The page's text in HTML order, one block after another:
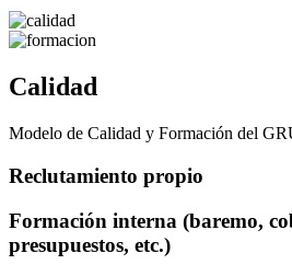
Calidad
Modelo de Calidad y Formación del
Reclutamiento propio
Formación interna (baremo,
presupuestos, etc.)